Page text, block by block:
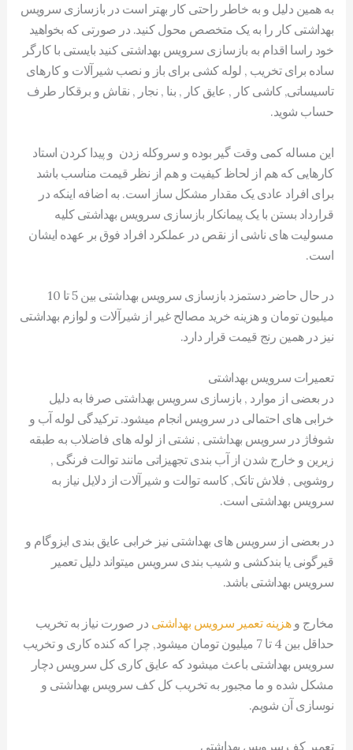
به همین دلیل و به خاطر راحتی کار بهتر است در بازسازی سرویس
بهداشتی کار را به یک متخصص محول کنید. در صورتی که بخواهید
خود راسا اقدام به بازسازی سرویس بهداشتی کنید بایستی با کارگر
ساده برای تخریب , لوله کشی برای باز و نصب شیرآلات و کارهای
تاسیساتی, کاشی کار , عایق کار , بنا , نجار , نقاش و برقکار طرف
حساب شوید.
این مساله کمی وقت گیر بوده و سروکله زدن و پیدا کردن استاد
کارهایی که هم از لحاظ کیفیت و هم از نظر قیمت مناسب باشد
برای افراد عادی یک مقدار مشکل ساز است. به اضافه اینکه در
قرارداد بستن با یک پیمانکار بازسازی سرویس بهداشتی کلیه
مسولیت های ناشی از نقص در عملکرد افراد فوق بر عهده ایشان
است.
در حال حاضر دستمزد بازسازی سرویس بهداشتی بین 5 تا 10
میلیون تومان و هزینه خرید مصالح غیر از شیرآلات و لوازم بهداشتی
نیز در همین رنج قیمت قرار دارد.
تعمیرات سرویس بهداشتی
در بعضی از موارد , بازسازی سرویس بهداشتی صرفا به دلیل
خرابی های احتمالی در سرویس انجام میشود. ترکیدگی لوله آب و
شوفاژ در سرویس بهداشتی , نشتی از لوله های فاضلاب به طبقه
زیرین و خارج شدن از آب بندی تجهیزاتی مانند توالت فرنگی ,
روشویی , فلاش تانک, کاسه توالت و شیرآلات از دلایل نیاز به
سرویس بهداشتی است.
در بعضی از سرویس های بهداشتی نیز خرابی عایق بندی ایزوگام و
قیرگونی یا بندکشی و شیب بندی سرویس میتواند دلیل تعمیر
سرویس بهداشتی باشد.
مخارج وهزینه تعمیر سرویس بهداشتی در صورت نیاز به تخریب
حداقل بین 4 تا 7 میلیون تومان میشود, چرا که کنده کاری و تخریب
سرویس بهداشتی باعث میشود که عایق کاری کل سرویس دچار
مشکل شده و ما مجبور به تخریب کل کف سرویس بهداشتی و
نوسازی آن شویم.
تعمیر کف سرویس بهداشتی